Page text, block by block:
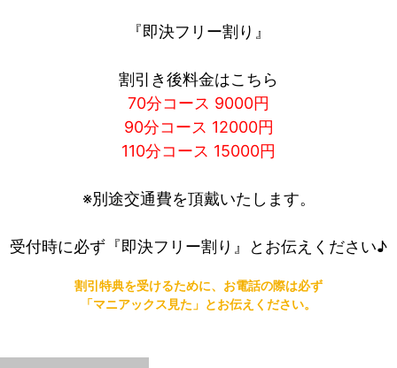
『即決フリー割り』
割引き後料金はこちら
70分コース 9000円
90分コース 12000円
110分コース 15000円
※別途交通費を頂戴いたします。
受付時に必ず『即決フリー割り』とお伝えください♪
割引特典を受けるために、お電話の際は必ず
「マニアックス見た」とお伝えください。